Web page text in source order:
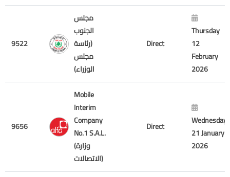
9522
مجلس
الجنوب
(رئاسة
مجلس
الوزراء)
Direct
Thursday
12
February
2026
9656
Mobile
Interim
Company
No.1 S.A.L.
(وزارة
الاتصالات)
Direct
Wednesday
21 January
2026